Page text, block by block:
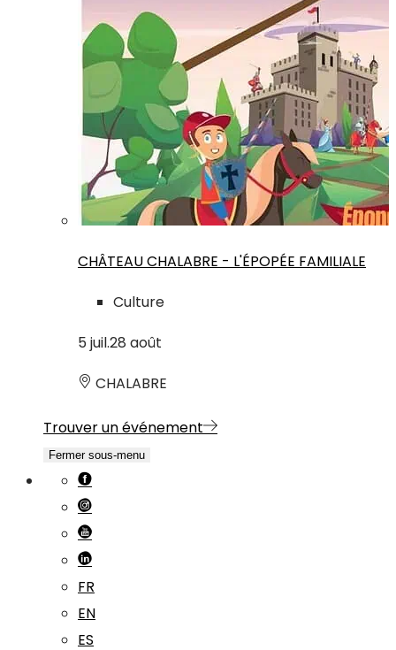
CHÂTEAU CHALABRE - L'ÉPOPÉE FAMILIALE
Culture
5 juil.28 août
CHALABRE
Trouver un événement
Fermer sous-menu
FR
EN
ES